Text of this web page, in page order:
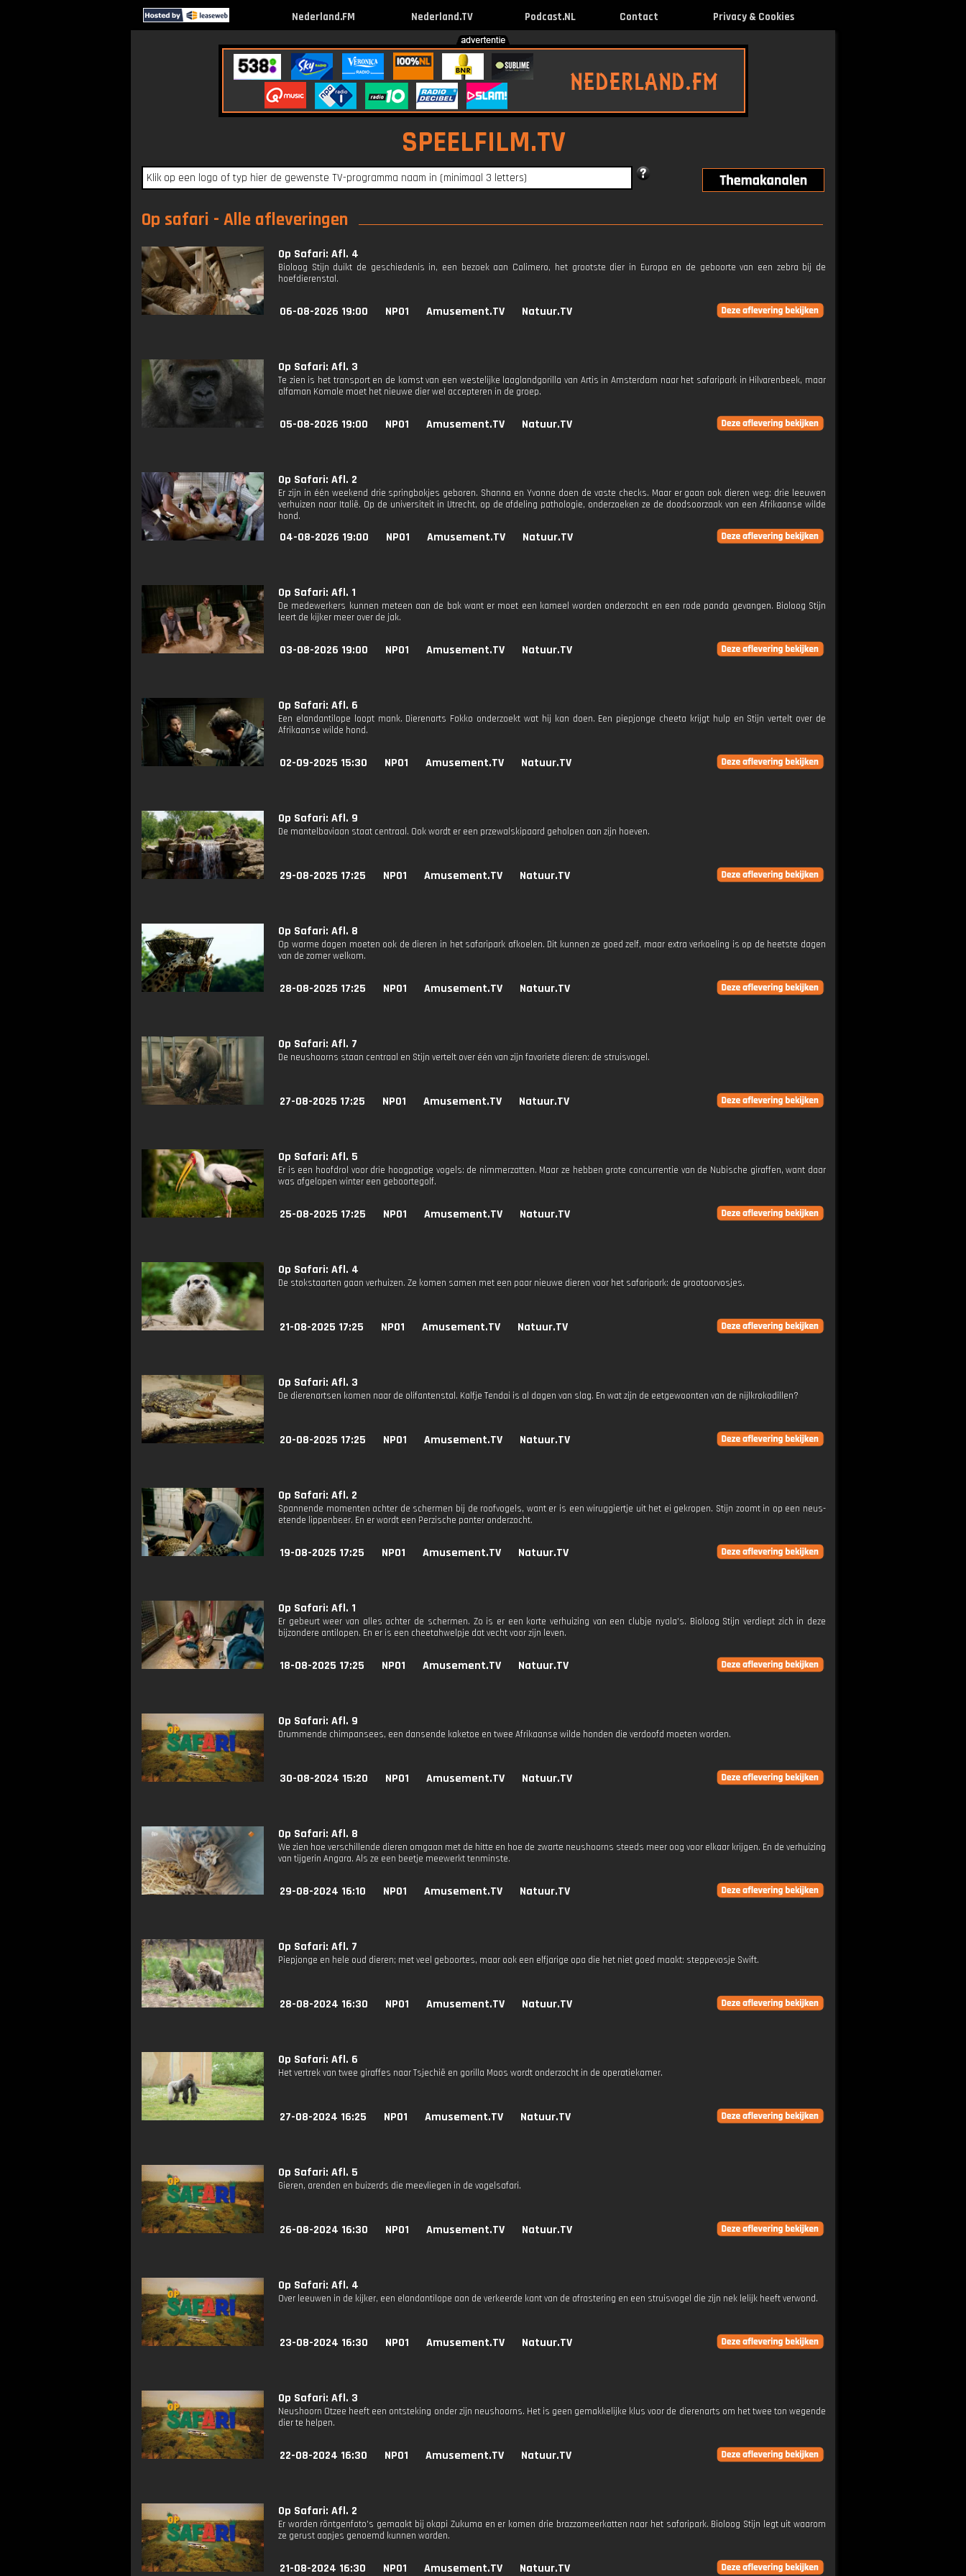
Nederland.FM Nederland.TV Podcast.NL Contact Privacy & Cookies
SPEELFILM.TV
Op safari - Alle afleveringen
Op Safari: Afl. 4
Bioloog Stijn duikt de geschiedenis in, een bezoek aan Calimero, het grootste dier in Europa en de geboorte van een zebra bij de
hoefdierenstal.
06-08-2026 19:00 NPO1 Amusement.TV Natuur.TV
Op Safari: Afl. 3
Te zien is het transport en de komst van een westelijke laaglandgorilla van Artis in Amsterdam naar het safaripark in Hilvarenbeek, maar
alfaman Komale moet het nieuwe dier wel accepteren in de groep.
05-08-2026 19:00 NPO1 Amusement.TV Natuur.TV
Op Safari: Afl. 2
Er zijn in één weekend drie springbokjes geboren. Shanna en Yvonne doen de vaste checks. Maar er gaan ook dieren weg: drie leeuwen
verhuizen naar Italië. Op de universiteit in Utrecht, op de afdeling pathologie, onderzoeken ze de doodsoorzaak van een Afrikaanse wilde
hond.
04-08-2026 19:00 NPO1 Amusement.TV Natuur.TV
Op Safari: Afl. 1
De medewerkers kunnen meteen aan de bak want er moet een kameel worden onderzocht en een rode panda gevangen. Bioloog Stijn
leert de kijker meer over de jak.
03-08-2026 19:00 NPO1 Amusement.TV Natuur.TV
Op Safari: Afl. 6
Een elandantilope loopt mank. Dierenarts Fokko onderzoekt wat hij kan doen. Een piepjonge cheeta krijgt hulp en Stijn vertelt over de
Afrikaanse wilde hond.
02-09-2025 15:30 NPO1 Amusement.TV Natuur.TV
Op Safari: Afl. 9
De mantelbaviaan staat centraal. Ook wordt er een przewalskipaard geholpen aan zijn hoeven.
29-08-2025 17:25 NPO1 Amusement.TV Natuur.TV
Op Safari: Afl. 8
Op warme dagen moeten ook de dieren in het safaripark afkoelen. Dit kunnen ze goed zelf, maar extra verkoeling is op de heetste dagen
van de zomer welkom.
28-08-2025 17:25 NPO1 Amusement.TV Natuur.TV
Op Safari: Afl. 7
De neushoorns staan centraal en Stijn vertelt over één van zijn favoriete dieren: de struisvogel.
27-08-2025 17:25 NPO1 Amusement.TV Natuur.TV
Op Safari: Afl. 5
Er is een hoofdrol voor drie hoogpotige vogels: de nimmerzatten. Maar ze hebben grote concurrentie van de Nubische giraffen, want daar
was afgelopen winter een geboortegolf.
25-08-2025 17:25 NPO1 Amusement.TV Natuur.TV
Op Safari: Afl. 4
De stokstaarten gaan verhuizen. Ze komen samen met een paar nieuwe dieren voor het safaripark: de grootoorvosjes.
21-08-2025 17:25 NPO1 Amusement.TV Natuur.TV
Op Safari: Afl. 3
De dierenartsen komen naar de olifantenstal. Kalfje Tendai is al dagen van slag. En wat zijn de eetgewoonten van de nijlkrokodillen?
20-08-2025 17:25 NPO1 Amusement.TV Natuur.TV
Op Safari: Afl. 2
Spannende momenten achter de schermen bij de roofvogels, want er is een wiruggiertje uit het ei gekropen. Stijn zoomt in op een neus-
etende lippenbeer. En er wordt een Perzische panter onderzocht.
19-08-2025 17:25 NPO1 Amusement.TV Natuur.TV
Op Safari: Afl. 1
Er gebeurt weer van alles achter de schermen. Zo is er een korte verhuizing van een clubje nyala's. Bioloog Stijn verdiept zich in deze
bijzondere antilopen. En er is een cheetahwelpje dat vecht voor zijn leven.
18-08-2025 17:25 NPO1 Amusement.TV Natuur.TV
Op Safari: Afl. 9
Drummende chimpansees, een dansende kaketoe en twee Afrikaanse wilde honden die verdoofd moeten worden.
30-08-2024 15:20 NPO1 Amusement.TV Natuur.TV
Op Safari: Afl. 8
We zien hoe verschillende dieren omgaan met de hitte en hoe de zwarte neushoorns steeds meer oog voor elkaar krijgen. En de verhuizing
van tijgerin Angara. Als ze een beetje meewerkt tenminste.
29-08-2024 16:10 NPO1 Amusement.TV Natuur.TV
Op Safari: Afl. 7
Piepjonge en hele oud dieren; met veel geboortes, maar ook een elfjarige opa die het niet goed maakt: steppevosje Swift.
28-08-2024 16:30 NPO1 Amusement.TV Natuur.TV
Op Safari: Afl. 6
Het vertrek van twee giraffes naar Tsjechië en gorilla Moos wordt onderzocht in de operatiekamer.
27-08-2024 16:25 NPO1 Amusement.TV Natuur.TV
Op Safari: Afl. 5
Gieren, arenden en buizerds die meevliegen in de vogelsafari.
26-08-2024 16:30 NPO1 Amusement.TV Natuur.TV
Op Safari: Afl. 4
Over leeuwen in de kijker, een elandantilope aan de verkeerde kant van de afrastering en een struisvogel die zijn nek lelijk heeft verwond.
23-08-2024 16:30 NPO1 Amusement.TV Natuur.TV
Op Safari: Afl. 3
Neushoorn Otzee heeft een ontsteking onder zijn neushoorns. Het is geen gemakkelijke klus voor de dierenarts om het twee ton wegende
dier te helpen.
22-08-2024 16:30 NPO1 Amusement.TV Natuur.TV
Op Safari: Afl. 2
Er worden röntgenfoto's gemaakt bij okapi Zukuma en er komen drie brazzameerkatten naar het safaripark. Bioloog Stijn legt uit waarom
ze gerust aapjes genoemd kunnen worden.
21-08-2024 16:30 NPO1 Amusement.TV Natuur.TV